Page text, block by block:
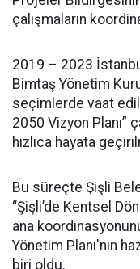
çalışmaların
2019 – 2023
Bimtaş Yönetim
seçimlerde vaat
2050 Vizyon Planı”
hızlıca hayata
Bu süreçte Şişli
“Şişli’de Kentsel
ana
Yönetim Planı'nın
biri oldu.